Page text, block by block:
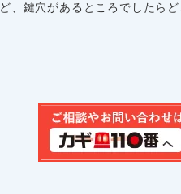
ど、鍵穴があるところでしたら